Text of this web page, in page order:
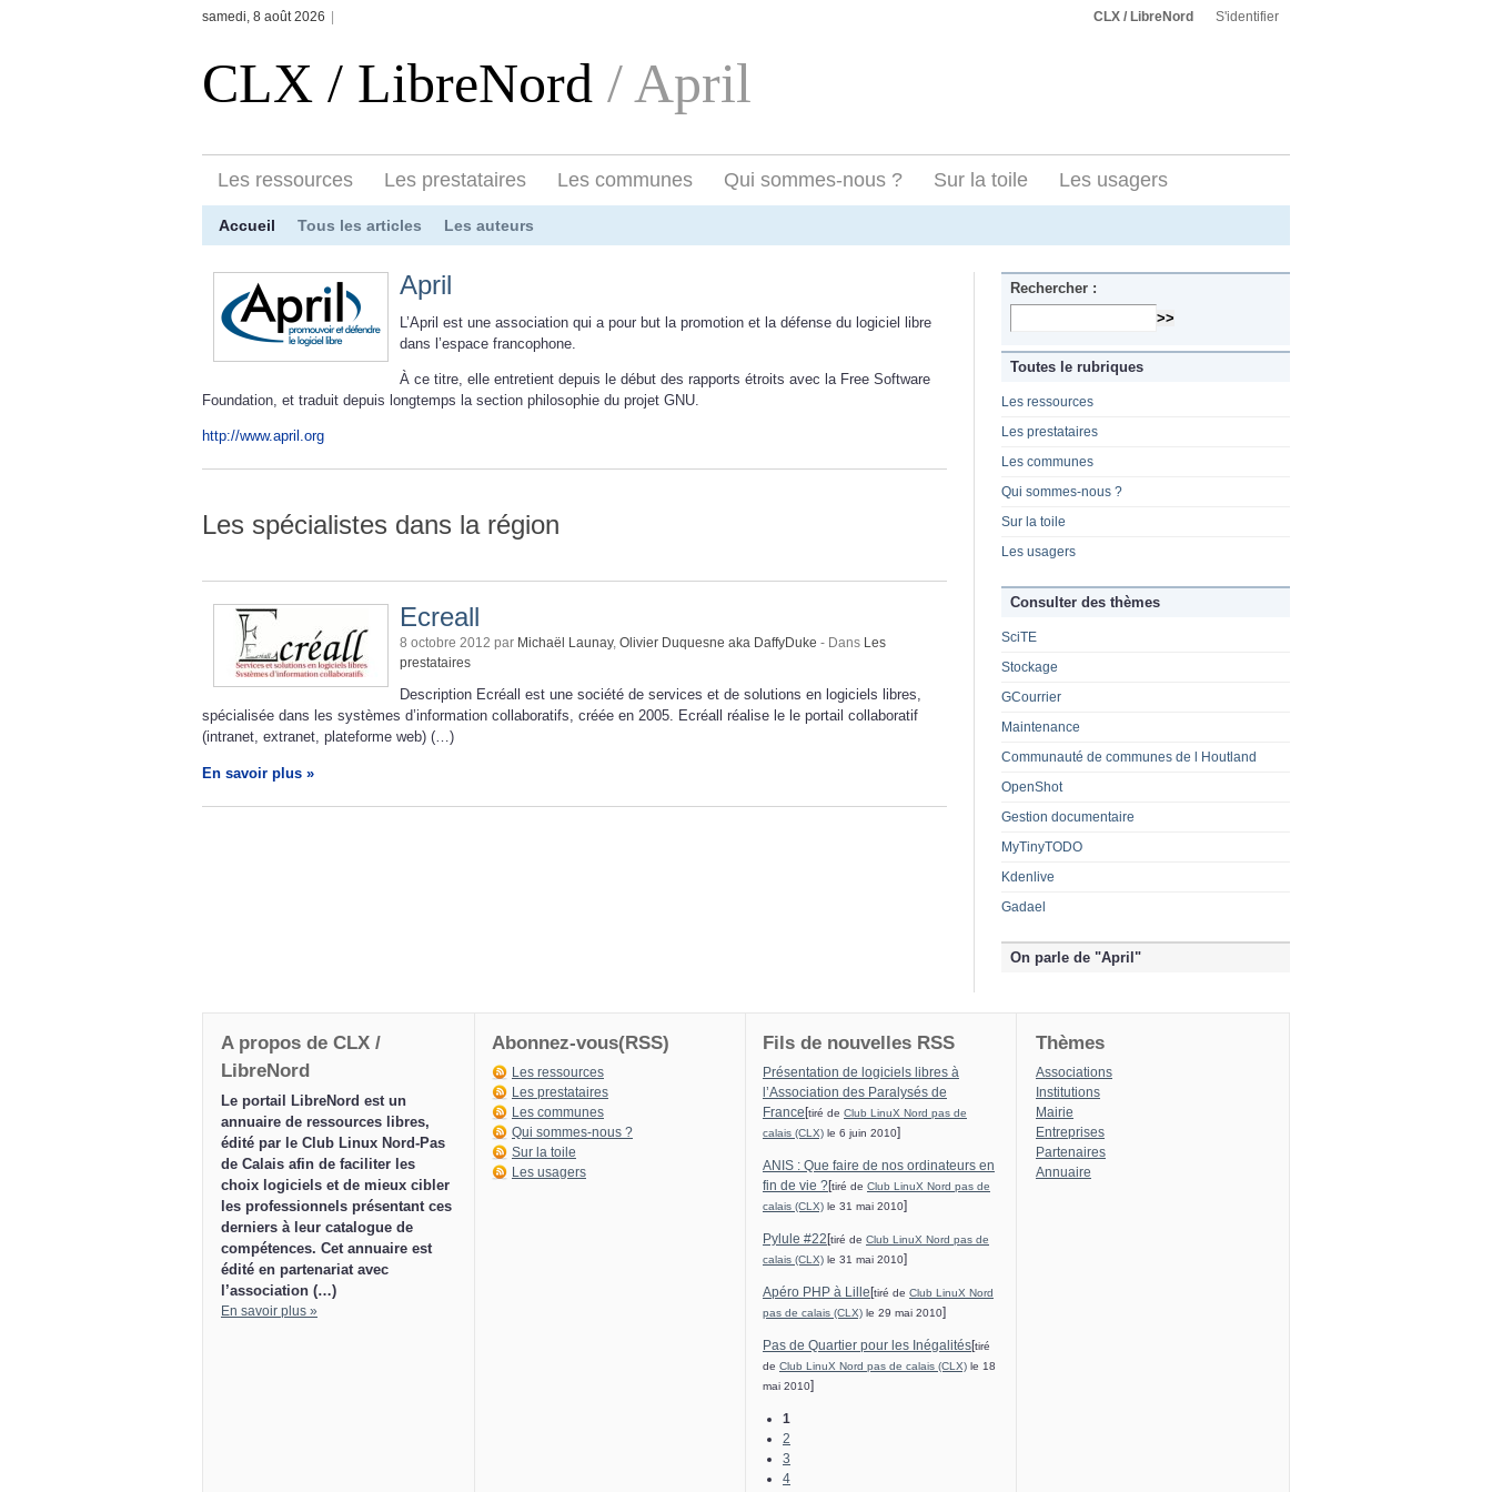
samedi, 8 août 2026 CLX / LibreNord S'identifier
CLX / LibreNord / April
Les ressources Les prestataires Les communes Qui sommes-nous ? Sur la toile Les usagers
Accueil Tous les articles Les auteurs
April
L’April est une association qui a pour but la promotion et la défense du logiciel libre
dans l’espace francophone.
À ce titre, elle entretient depuis le début des rapports étroits avec la Free Software
Foundation, et traduit depuis longtemps la section philosophie du projet GNU.
http://www.april.org
Les spécialistes dans la région
Ecreall
8 octobre 2012 par Michaël Launay, Olivier Duquesne aka DaffyDuke - Dans Les
prestataires
Description Ecréall est une société de services et de solutions en logiciels libres,
spécialisée dans les systèmes d’information collaboratifs, créée en 2005. Ecréall réalise le le portail collaboratif
(intranet, extranet, plateforme web) (…)
En savoir plus »
Rechercher :
Toutes le rubriques
Les ressources
Les prestataires
Les communes
Qui sommes-nous ?
Sur la toile
Les usagers
Consulter des thèmes
SciTE
Stockage
GCourrier
Maintenance
Communauté de communes de l Houtland
OpenShot
Gestion documentaire
MyTinyTODO
Kdenlive
Gadael
On parle de "April"
A propos de CLX /
LibreNord
Le portail LibreNord est un
annuaire de ressources libres,
édité par le Club Linux Nord-Pas
de Calais afin de faciliter les
choix logiciels et de mieux cibler
les professionnels présentant ces
derniers à leur catalogue de
compétences. Cet annuaire est
édité en partenariat avec
l’association (…)
En savoir plus »
Abonnez-vous(RSS)
Les ressources
Les prestataires
Les communes
Qui sommes-nous ?
Sur la toile
Les usagers
Fils de nouvelles RSS
Présentation de logiciels libres à
l’Association des Paralysés de
France [tiré de Club LinuX Nord pas de
calais (CLX) le 6 juin 2010]
ANIS : Que faire de nos ordinateurs en
fin de vie ?[tiré de Club LinuX Nord pas de
calais (CLX) le 31 mai 2010]
Pylule #22 [tiré de Club LinuX Nord pas de
calais (CLX) le 31 mai 2010]
Apéro PHP à Lille [tiré de Club LinuX Nord
pas de calais (CLX) le 29 mai 2010]
Pas de Quartier pour les Inégalités[tiré
de Club LinuX Nord pas de calais (CLX) le 18
mai 2010]
1
2
3
4
Thèmes
Associations
Institutions
Mairie
Entreprises
Partenaires
Annuaire